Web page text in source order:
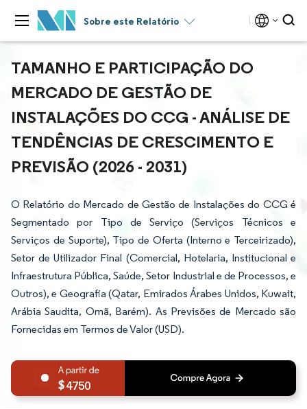
Sobre este Relatório
TAMANHO E PARTICIPAÇÃO DO
MERCADO DE GESTÃO DE
INSTALAÇÕES DO CCG - ANÁLISE DE
TENDÊNCIAS DE CRESCIMENTO E
PREVISÃO (2026 - 2031)
O Relatório do Mercado de Gestão de Instalações do CCG é
Segmentado por Tipo de Serviço (Serviços Técnicos e
Serviços de Suporte), Tipo de Oferta (Interno e Terceirizado),
Setor de Utilizador Final (Comercial, Hotelaria, Institucional e
Infraestrutura Pública, Saúde, Setor Industrial e de Processos, e
Outros), e Geografia (Qatar, Emirados Árabes Unidos, Kuwait,
Arábia Saudita, Omã, Barém). As Previsões de Mercado são
Fornecidas em Termos de Valor (USD).
4750